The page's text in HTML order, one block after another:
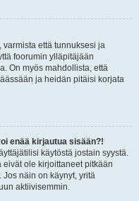
että tunnuksesi ja
foorumin ylläpitäjään
On myös mahdollista, että
ja heidän pitäisi korjata
enää kirjautua sisään?!
käytöstä jostain syystä.
eivät ole kirjoittaneet pitkään
näin on käynyt, yritä
aktiivisemmin.